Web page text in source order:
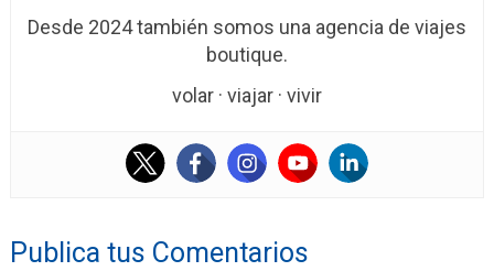
Desde 2024 también somos una agencia de viajes
boutique.
volar · viajar · vivir
Publica tus Comentarios